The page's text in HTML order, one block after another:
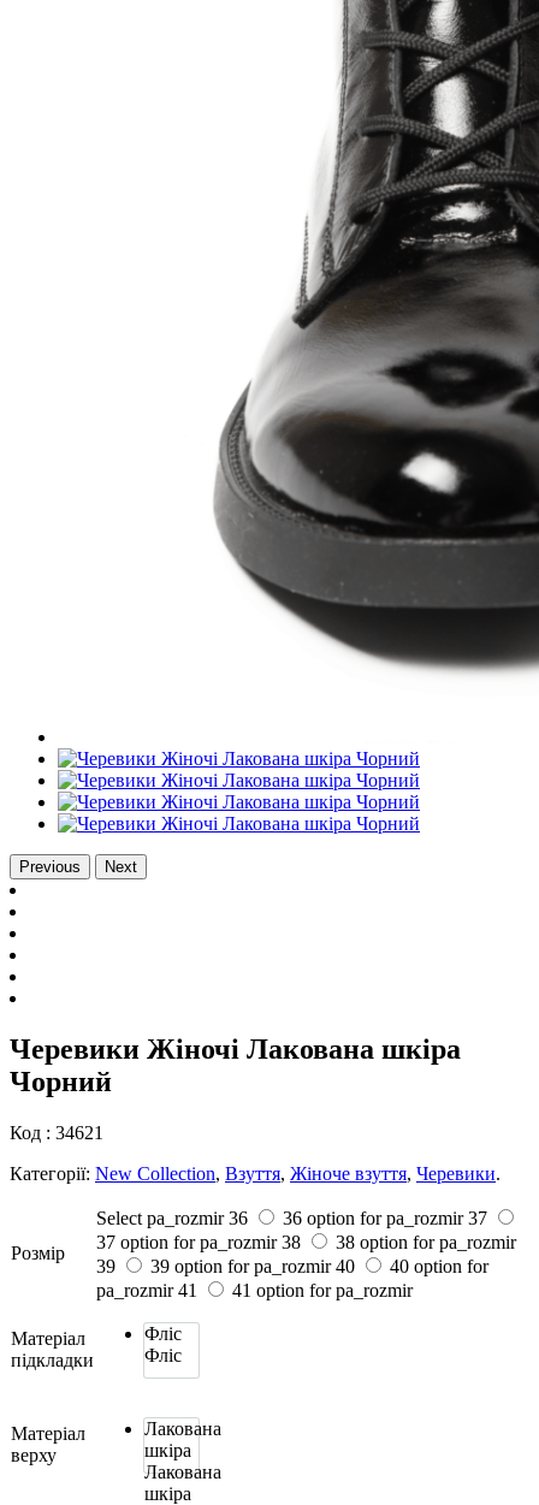
Previous Next
Черевики Жіночі Лакована шкіра
Чорний
Код : 34621
Категорії: New Collection, Взуття, Жіноче взуття, Черевики.
Розмiр
Select pa_rozmir 36 36 option for pa_rozmir 37
37 option for pa_rozmir 38
38 option for pa_rozmir
39
39 option for pa_rozmir 40
40 option for
pa_rozmir 41 41 option for pa_rozmir
Матеріал
підкладки
Фліс
Фліс
Матеріал
верху
Лакована
шкіра
Лакована
шкіра